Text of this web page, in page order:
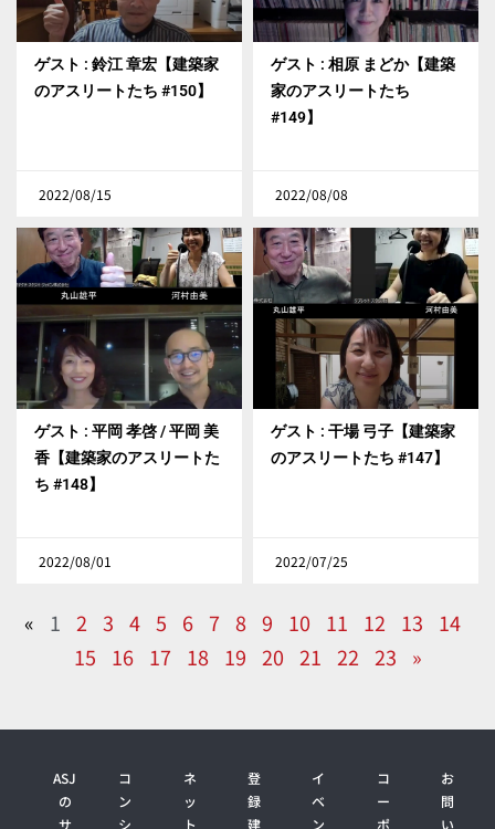
ゲスト : 鈴江 章宏【建築家
のアスリートたち #150】
2022/08/15
ゲスト : 相原 まどか【建築
家のアスリートたち
#149】
2022/08/08
ゲスト : 平岡 孝啓 / 平岡 美
香【建築家のアスリートた
ち #148】
2022/08/01
ゲスト : 干場 弓子【建築家
のアスリートたち #147】
2022/07/25
« 1 2 3 4 5 6 7 8 9 10 11 12 13
14
15
16 17 18 19 20 21 22 23 »
ASJ
の
サ
コ
ン
シ
ネ
ッ
ト
登
録
建
イ
ベ
ン
コ
ー
ポ
お
問
い